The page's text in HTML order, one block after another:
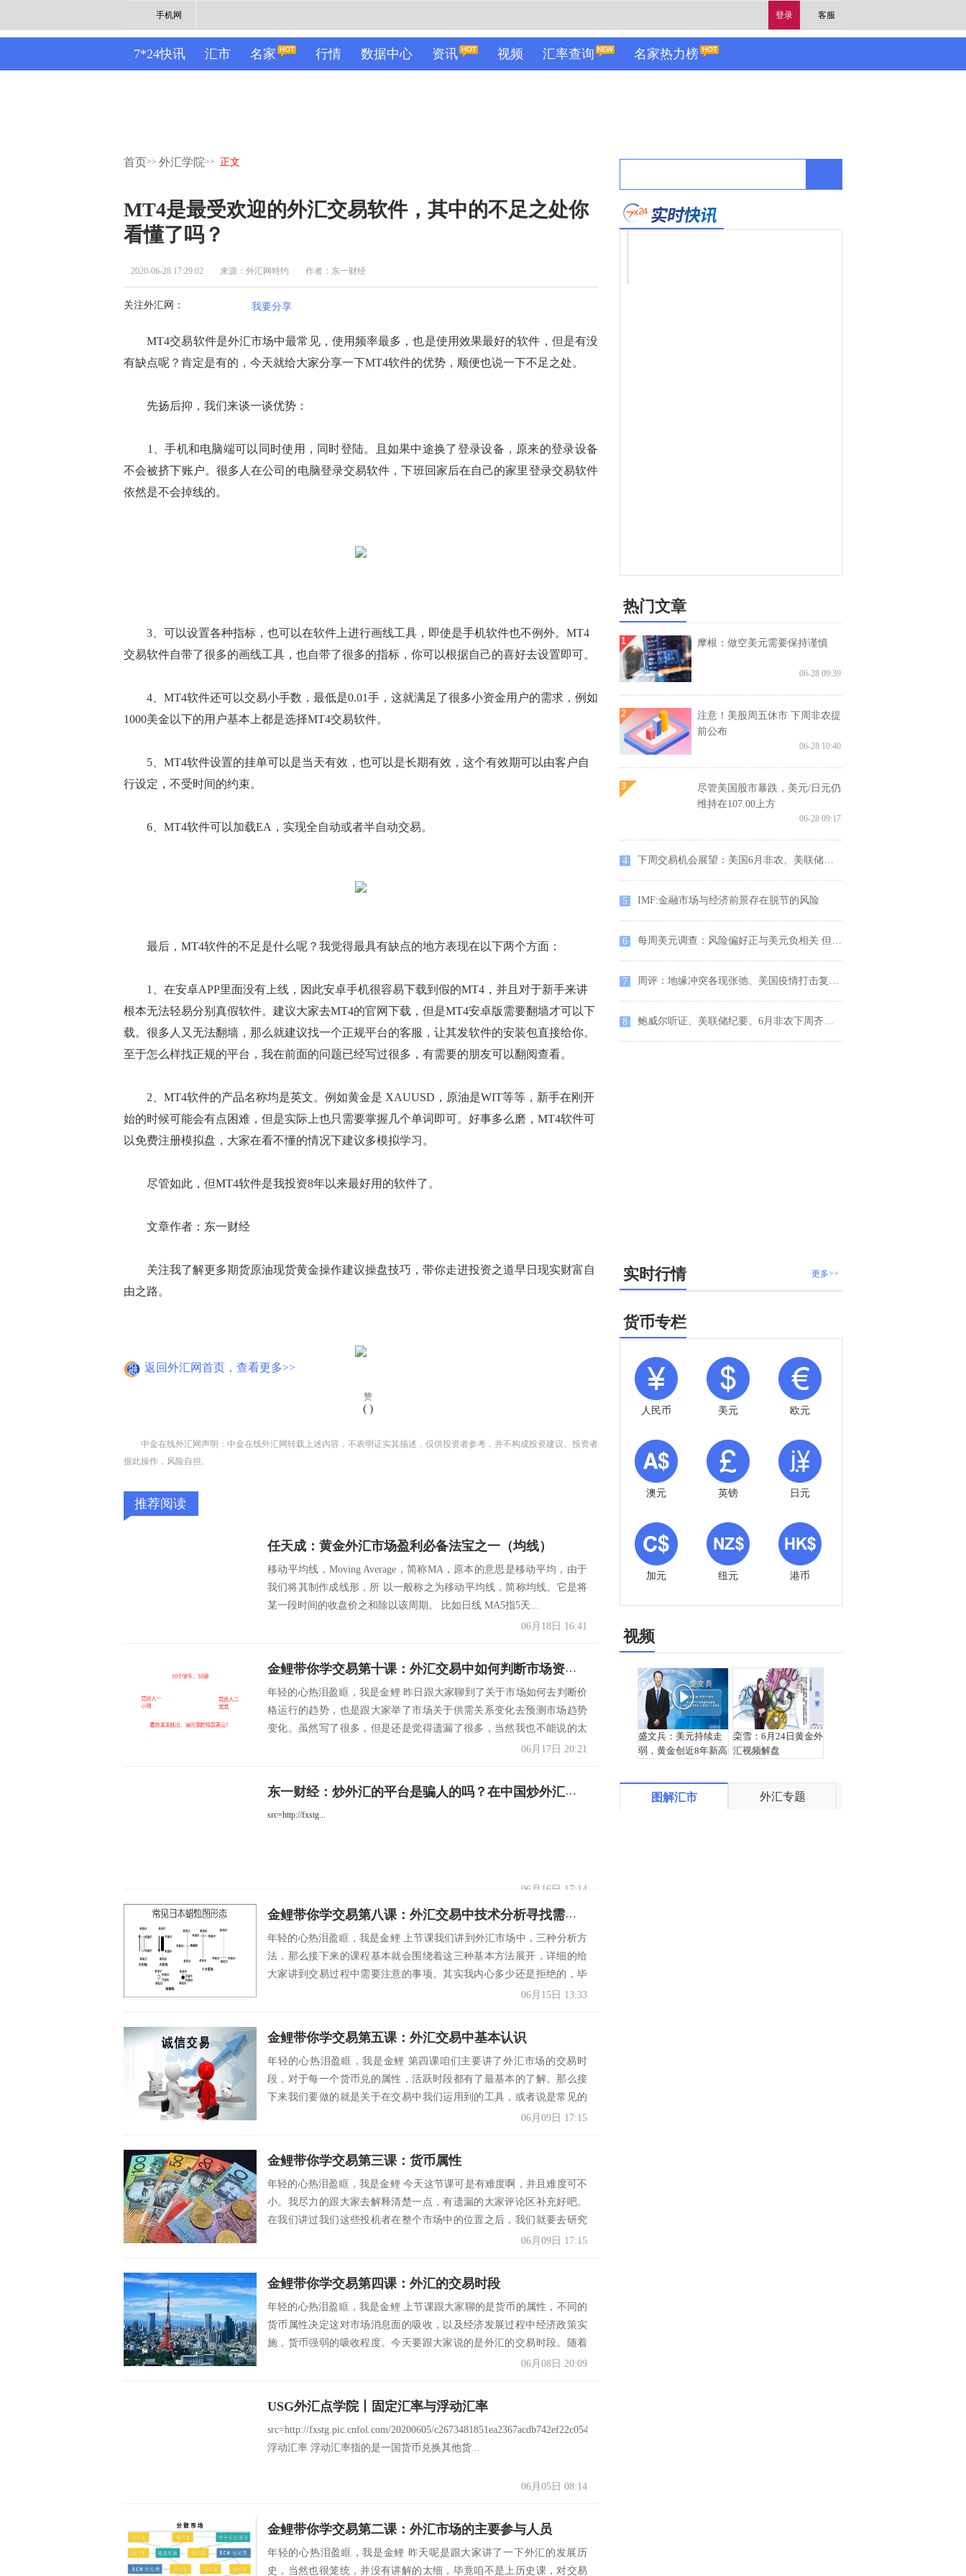
登录 客服
手机网
7*24快讯 汇市 名家 行情 数据中心 资讯 视频 汇率查询 名家热力榜
首页>> 外汇学院>> 正文
MT4是最受欢迎的外汇交易软件，其中的不足之处你
看懂了吗？
2020-06-28 17:29:02 来源：外汇网特约 作者：东一财经
关注外汇网： 我要分享
MT4交易软件是外汇市场中最常见，使用频率最多，也是使用效果最好的软件，但是有没
有缺点呢？肯定是有的，今天就给大家分享一下MT4软件的优势，顺便也说一下不足之处。
先扬后抑，我们来谈一谈优势：
1、手机和电脑端可以同时使用，同时登陆。且如果中途换了登录设备，原来的登录设备
不会被挤下账户。很多人在公司的电脑登录交易软件，下班回家后在自己的家里登录交易软件
依然是不会掉线的。
3、可以设置各种指标，也可以在软件上进行画线工具，即使是手机软件也不例外。MT4
交易软件自带了很多的画线工具，也自带了很多的指标，你可以根据自己的喜好去设置即可。
4、MT4软件还可以交易小手数，最低是0.01手，这就满足了很多小资金用户的需求，例如
1000美金以下的用户基本上都是选择MT4交易软件。
5、MT4软件设置的挂单可以是当天有效，也可以是长期有效，这个有效期可以由客户自
行设定，不受时间的约束。
6、MT4软件可以加载EA，实现全自动或者半自动交易。
最后，MT4软件的不足是什么呢？我觉得最具有缺点的地方表现在以下两个方面：
1、在安卓APP里面没有上线，因此安卓手机很容易下载到假的MT4，并且对于新手来讲
根本无法轻易分别真假软件。建议大家去MT4的官网下载，但是MT4安卓版需要翻墙才可以下
载。很多人又无法翻墙，那么就建议找一个正规平台的客服，让其发软件的安装包直接给你。
至于怎么样找正规的平台，我在前面的问题已经写过很多，有需要的朋友可以翻阅查看。
2、MT4软件的产品名称均是英文。例如黄金是 XAUUSD，原油是WIT等等，新手在刚开
始的时候可能会有点困难，但是实际上也只需要掌握几个单词即可。好事多么磨，MT4软件可
以免费注册模拟盘，大家在看不懂的情况下建议多模拟学习。
尽管如此，但MT4软件是我投资8年以来最好用的软件了。
文章作者：东一财经
关注我了解更多期货原油现货黄金操作建议操盘技巧，带你走进投资之道早日现实财富自
由之路。
返回外汇网首页，查看更多>>
赞
( )
中金在线外汇网声明：中金在线外汇网转载上述内容，不表明证实其描述，仅供投资者参考，并不构成投资建议。投资者
据此操作，风险自担。
推荐阅读
任天成：黄金外汇市场盈利必备法宝之一（均线）
移动平均线，Moving Average，简称MA，原本的意思是移动平均，由于
我们将其制作成线形，所 以一般称之为移动平均线，简称均线。它是将
某一段时间的收盘价之和除以该周期。 比如日线 MA5指5天...
06月18日 16:41
金鲤带你学交易第十课：外汇交易中如何判断市场资金流向
年轻的心热泪盈眶，我是金鲤 昨日跟大家聊到了关于市场如何去判断价
格运行的趋势，也是跟大家举了市场关于供需关系变化去预测市场趋势
变化。虽然写了很多，但是还是觉得遗漏了很多，当然我也不能说的太
06月17日 20:21
东一财经：炒外汇的平台是骗人的吗？在中国炒外汇靠谱吗？
src=http://fxstg...
06月16日 17:14
金鲤带你学交易第八课：外汇交易中技术分析寻找需求区间
年轻的心热泪盈眶，我是金鲤 上节课我们讲到外汇市场中，三种分析方
法，那么接下来的课程基本就会围绕着这三种基本方法展开，详细的给
大家讲到交易过程中需要注意的事项。其实我内心多少还是拒绝的，毕
06月15日 13:33
金鲤带你学交易第五课：外汇交易中基本认识
年轻的心热泪盈眶，我是金鲤 第四课咱们主要讲了外汇市场的交易时
段，对于每一个货币兑的属性，活跃时段都有了最基本的了解。那么接
下来我们要做的就是关于在交易中我们运用到的工具，或者说是常见的
06月09日 17:15
金鲤带你学交易第三课：货币属性
年轻的心热泪盈眶，我是金鲤 今天这节课可是有难度啊，并且难度可不
小。我尽力的跟大家去解释清楚一点，有遗漏的大家评论区补充好吧。
在我们讲过我们这些投机者在整个市场中的位置之后，我们就要去研究
06月09日 17:15
金鲤带你学交易第四课：外汇的交易时段
年轻的心热泪盈眶，我是金鲤 上节课跟大家聊的是货币的属性，不同的
货币属性决定这对市场消息面的吸收，以及经济发展过程中经济政策实
施，货币强弱的吸收程度。今天要跟大家说的是外汇的交易时段。随着
06月08日 20:09
USG外汇点学院丨固定汇率与浮动汇率
src=http://fxstg.pic.cnfol.com/20200605/c2673481851ea2367acdb742ef22c054.jpg
浮动汇率 浮动汇率指的是一国货币兑换其他货...
06月05日 08:14
金鲤带你学交易第二课：外汇市场的主要参与人员
年轻的心热泪盈眶，我是金鲤 昨天呢是跟大家讲了一下外汇的发展历
史，当然也很笼统，并没有讲解的太细，毕竟咱不是上历史课，对交易
热门文章
摩根：做空美元需要保持谨慎
06-28 09:39
注意！美股周五休市 下周非农提
前公布
06-28 10:40
尽管美国股市暴跌，美元/日元仍
维持在107.00上方
06-28 09:17
4 下周交易机会展望：美国6月非农、美联储纪要
5 IMF:金融市场与经济前景存在脱节的风险
6 每周美元调查：风险偏好正与美元负相关 但不足以触动美元强势猛涨
7 周评：地缘冲突各现张弛、美国疫情打击复苏、黄金登临8年高位
8 鲍威尔听证、美联储纪要、6月非农下周齐袭！哪些值得更加审慎？相关风险事件提醒(表)
更多>>
实时行情
货币专栏
人民币 美元 欧元
澳元 英镑 日元
加元 纽元 港币
视频
盛文兵：美元持续走
弱，黄金创近8年新高
栾雪：6月24日黄金外
汇视频解盘
图解汇市 外汇专题